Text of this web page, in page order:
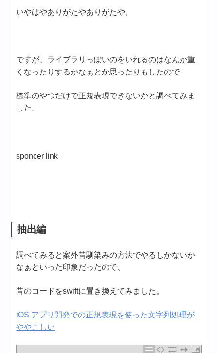
いやはやありがたやありがたや。
ですが、ライブラリっぽいのをいれるのはなんか重
くなったりするかなぁとか思ったりもしたので
標準のやつだけで正規表現できないかと調べてみま
した。
sponcer link
抽出編
調べてみると案外昔馴染みの方法でやるしかないか
なぁといった印象だったので、
昔のコードをswiftに置き換えてみました。
iOS アプリ開発での正規表現を使った文字列処理が
ややこしい